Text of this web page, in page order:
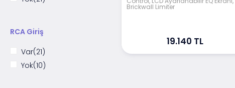
35Hz-50kHz
32hz-50kHz
44Hz – 41kHz
58Hz - 41kHz
RCA Giriş
Var(21)
Yok(10)
Brickwall Limiter
19.140 TL